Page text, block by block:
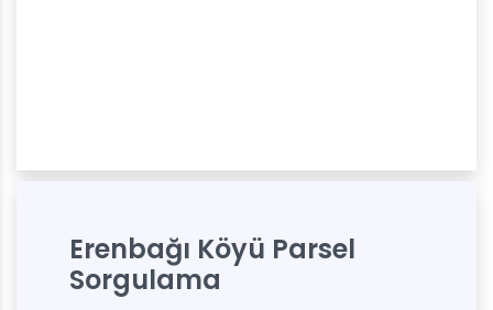
Erenbağı Köyü Parsel
Sorgulama